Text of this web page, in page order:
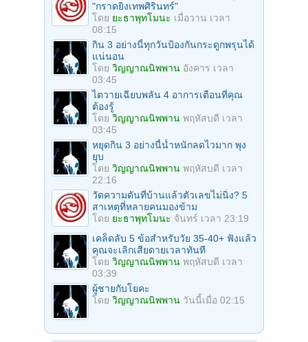
"กราดยิงเทพศิรินทร์"
โดย ยะธาพุทโมนะ เมื่อวาน เวลา
08:15
กิน 3 อย่างนี้ทุกวันป้องกันกระดูกพรุนได้
แน่นอน
โดย วิญญาณนิพพาน อังคาร เวลา
03:45
ไตวายเฉียบพลัน 4 อาการเตือนที่คุณ
ต้องรู้
โดย วิญญาณนิพพาน พฤหัสบดี เวลา
03:45
หยุดกิน 3 อย่างนี้น้ำหนักลดไวมาก พุง
ยุบ
โดย วิญญาณนิพพาน พฤหัสบดี เวลา
22:16
วัดความดันที่บ้านแล้วตัวเลขไม่นิ่ง? 5
สาเหตุที่หลายคนมองข้าม
โดย ยะธาพุทโมนะ จันทร์ เวลา 23:19
เคล็ดลับ 5 ข้อสำหรับวัย 35-40+ ฟังแล้ว
คุณจะเลิกเสียดายเวลาทันที
โดย วิญญาณนิพพาน พฤหัสบดี เวลา
03:39
ผู้ชายกับโยคะ
โดย วิญญาณนิพพาน วันนี้เมื่อ 02:15